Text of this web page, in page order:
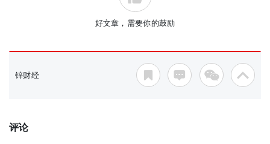
好文章，需要你的鼓励
锌财经
评论